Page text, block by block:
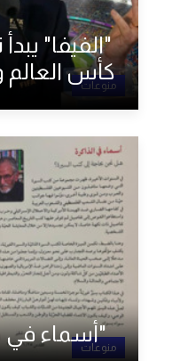
منوعات
"الفيفا"
كأس
منوعات
"أسماء في